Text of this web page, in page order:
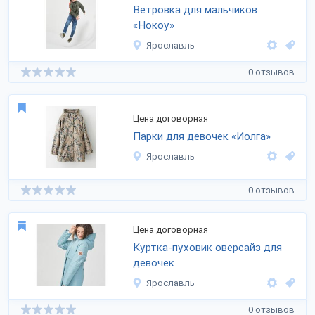
Ветровка для мальчиков
«Нокоу»
Ярославль
0 отзывов
Цена договорная
Парки для девочек «Иолга»
Ярославль
0 отзывов
Цена договорная
Куртка-пуховик оверсайз для
девочек
Ярославль
0 отзывов